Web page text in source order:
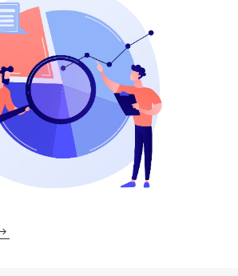
Преимущества сквозной аналитики